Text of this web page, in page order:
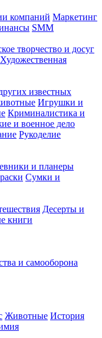
компаний Маркетинг
SMM
творчество и досуг
Художественная
известных
Игрушки и
Криминалистика и
и военное дело
Рукоделие
и планеры
Сумки и
Десерты и
книги
и самооборона
Животные История